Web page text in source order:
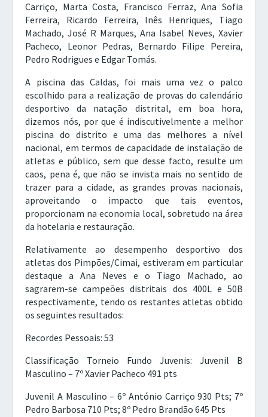
Carriço, Marta Costa, Francisco Ferraz, Ana Sofia
Ferreira, Ricardo Ferreira, Inês Henriques, Tiago
Machado, José R Marques, Ana Isabel Neves, Xavier
Pacheco, Leonor Pedras, Bernardo Filipe Pereira,
Pedro Rodrigues e Edgar Tomás.
A piscina das Caldas, foi mais uma vez o palco
escolhido para a realização de provas do calendário
desportivo da natação distrital, em boa hora,
dizemos nós, por que é indiscutivelmente a melhor
piscina do distrito e uma das melhores a nível
nacional, em termos de capacidade de instalação de
atletas e público, sem que desse facto, resulte um
caos, pena é, que não se invista mais no sentido de
trazer para a cidade, as grandes provas nacionais,
aproveitando o impacto que tais eventos,
proporcionam na economia local, sobretudo na área
da hotelaria e restauração.
Relativamente ao desempenho desportivo dos
atletas dos Pimpões/Cimai, estiveram em particular
destaque a Ana Neves e o Tiago Machado, ao
sagrarem-se campeões distritais dos 400L e 50B
respectivamente, tendo os restantes atletas obtido
os seguintes resultados:
Recordes Pessoais: 53
Classificação Torneio Fundo Juvenis: Juvenil B
Masculino– 7º Xavier Pacheco 491 pts
Juvenil A Masculino– 6º António Carriço 930 Pts; 7º
Pedro Barbosa 710 Pts; 8º Pedro Brandão 645 Pts